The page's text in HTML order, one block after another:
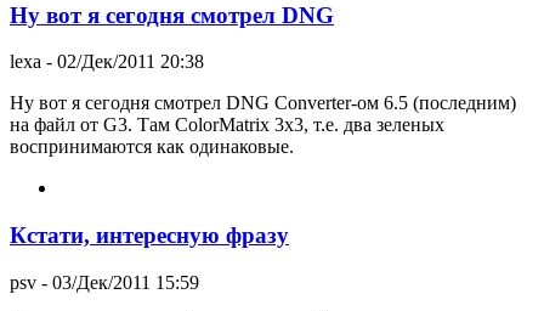
Ну вот я сегодня смотрел DNG
lexa - 02/Дек/2011 20:38
Ну вот я сегодня смотрел DNG Converter-ом 6.5 (последним)
на файл от G3. Там ColorMatrix 3x3, т.е. два зеленых
воспринимаются как одинаковые.
Кстати, интересную фразу
psv - 03/Дек/2011 15:59